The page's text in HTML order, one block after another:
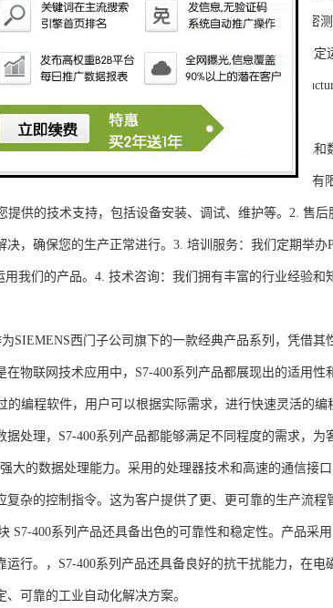
多达8个模拟量输入输出通道，可满足对于控制和精密测
技术，具有高度可靠性和稳定性，保证系统的长期稳定
支持多种编程语言，如Ladder Diagram（LD）、
，可与其他工控设备无缝集成，实现设备之间的通讯和
得了可靠的工控设备，还将获得浔之漫智控技术(上海)有
供的技术支持，包括设备安装、调试、维护等。2. 售
，确保您的生产正常进行。3. 培训服务：我们定期举办
我们的产品。4. 技术咨询：我们拥有丰富的行业经验和
西门子公司旗下的一款经典产品系列，凭借其
物联网技术应用中，S7-400系列产品都展现出的适用性
的编程软件，用户可以根据实际需求，进行快速灵活的编
处理，S7-400系列产品都能够满足不同程度的需求，为
大的数据处理能力。采用的处理器技术和高速的通信接口
杂的控制指令。这为客户提供了更、更可靠的生产流程
S7-400系列产品还具备出色的可靠性和稳定性。产品采
行。，S7-400系列产品还具备良好的抗干扰能力，在电
可靠的工业自动化解决方案。